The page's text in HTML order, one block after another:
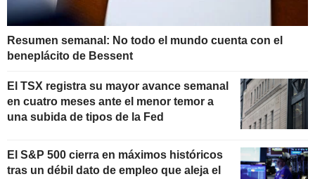
Resumen semanal: No todo el mundo cuenta con el
beneplácito de Bessent
El TSX registra su mayor avance semanal
en cuatro meses ante el menor temor a
una subida de tipos de la Fed
El S&P 500 cierra en máximos históricos
tras un débil dato de empleo que aleja el